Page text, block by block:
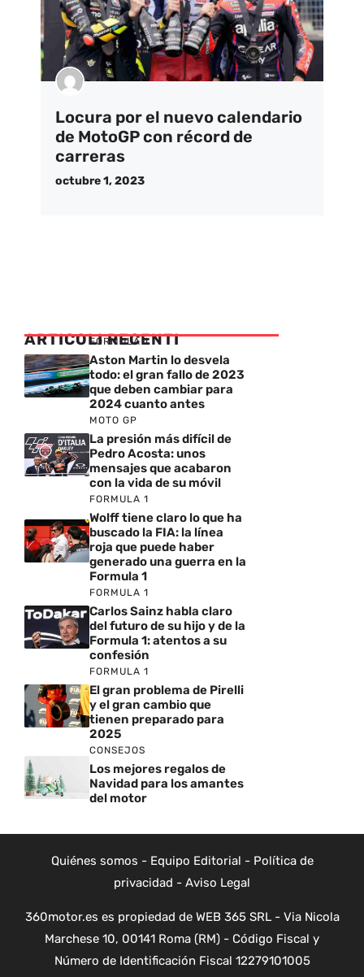
Locura por el nuevo calendario
de MotoGP con récord de
carreras
octubre 1, 2023
ARTICOLI RECENTI
FORMULA 1
Aston Martin lo desvela
todo: el gran fallo de 2023
que deben cambiar para
2024 cuanto antes
MOTO GP
La presión más difícil de
Pedro Acosta: unos
mensajes que acabaron
con la vida de su móvil
FORMULA 1
Wolff tiene claro lo que ha
buscado la FIA: la línea
roja que puede haber
generado una guerra en la
Formula 1
FORMULA 1
Carlos Sainz habla claro
del futuro de su hijo y de la
Formula 1: atentos a su
confesión
FORMULA 1
El gran problema de Pirelli
y el gran cambio que
tienen preparado para
2025
CONSEJOS
Los mejores regalos de
Navidad para los amantes
del motor
Quiénes somos - Equipo Editorial - Política de
privacidad - Aviso Legal
360motor.es es propiedad de WEB 365 SRL - Via Nicola
Marchese 10, 00141 Roma (RM) - Código Fiscal y
Número de Identificación Fiscal 12279101005